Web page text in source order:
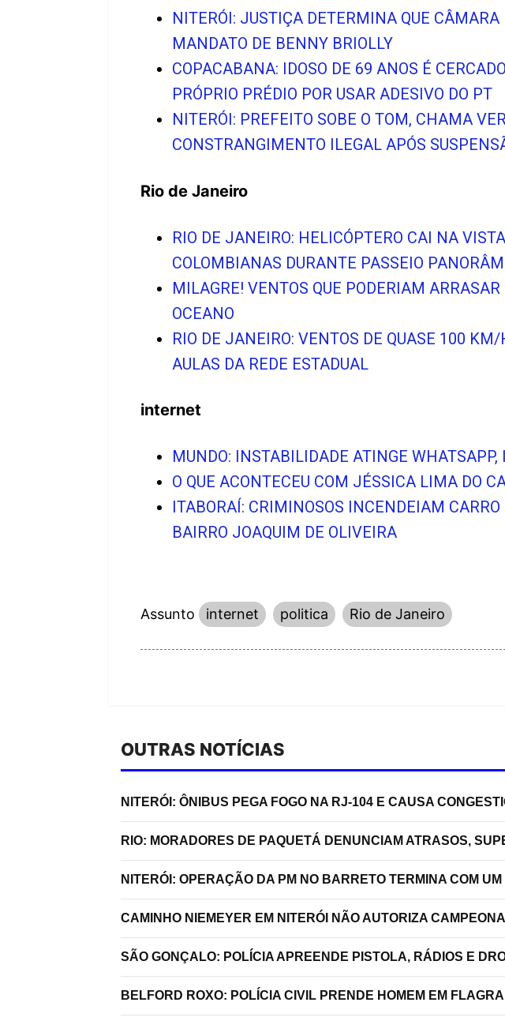
NITERÓI: JUSTIÇA DETERMINA QUE
MANDATO DE BENNY BRIOLLY
COPACABANA: IDOSO DE 69 ANOS É
PRÓPRIO PRÉDIO POR USAR ADESIVO DO PT
NITERÓI: PREFEITO SOBE O TOM, CHAMA
CONSTRANGIMENTO ILEGAL APÓS
Rio de Janeiro
RIO DE JANEIRO: HELICÓPTERO CAI NA
COLOMBIANAS DURANTE PASSEIO
MILAGRE! VENTOS QUE PODERIAM
OCEANO
RIO DE JANEIRO: VENTOS DE QUASE 100
AULAS DA REDE ESTADUAL
internet
MUNDO: INSTABILIDADE ATINGE
O QUE ACONTECEU COM JÉSSICA LIMA DO
ITABORAÍ: CRIMINOSOS INCENDEIAM
BAIRRO JOAQUIM DE OLIVEIRA
Assunto internet politica Rio de Janeiro
OUTRAS NOTÍCIAS
NITERÓI: ÔNIBUS PEGA FOGO NA RJ-104 E CAUSA
RIO: MORADORES DE PAQUETÁ DENUNCIAM ATRASOS,
NITERÓI: OPERAÇÃO DA PM NO BARRETO TERMINA COM
CAMINHO NIEMEYER EM NITERÓI NÃO AUTORIZA
SÃO GONÇALO: POLÍCIA APREENDE PISTOLA, RÁDIOS E
BELFORD ROXO: POLÍCIA CIVIL PRENDE HOMEM EM